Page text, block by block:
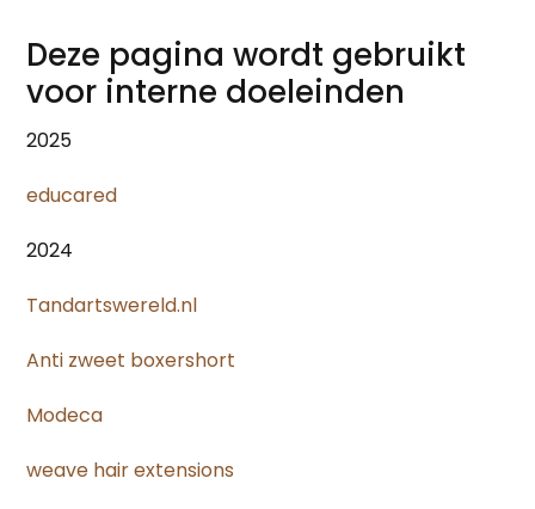
Deze pagina wordt gebruikt
voor interne doeleinden
2025
educared
2024
Tandartswereld.nl
Anti zweet boxershort
Modeca
weave hair extensions